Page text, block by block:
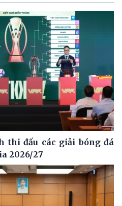
thi đấu các giải bóng đá
2026/27